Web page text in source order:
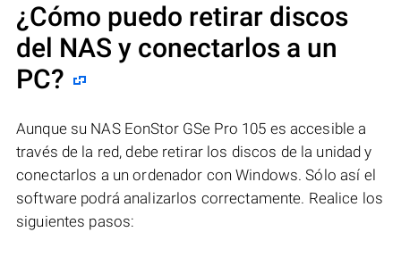
¿Cómo puedo retirar discos
del NAS y conectarlos a un
PC?
Aunque su NAS EonStor GSe Pro 105 es accesible a
través de la red, debe retirar los discos de la unidad y
conectarlos a un ordenador con Windows. Sólo así el
software podrá analizarlos correctamente. Realice los
siguientes pasos: